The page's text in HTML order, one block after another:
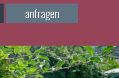
anfragen